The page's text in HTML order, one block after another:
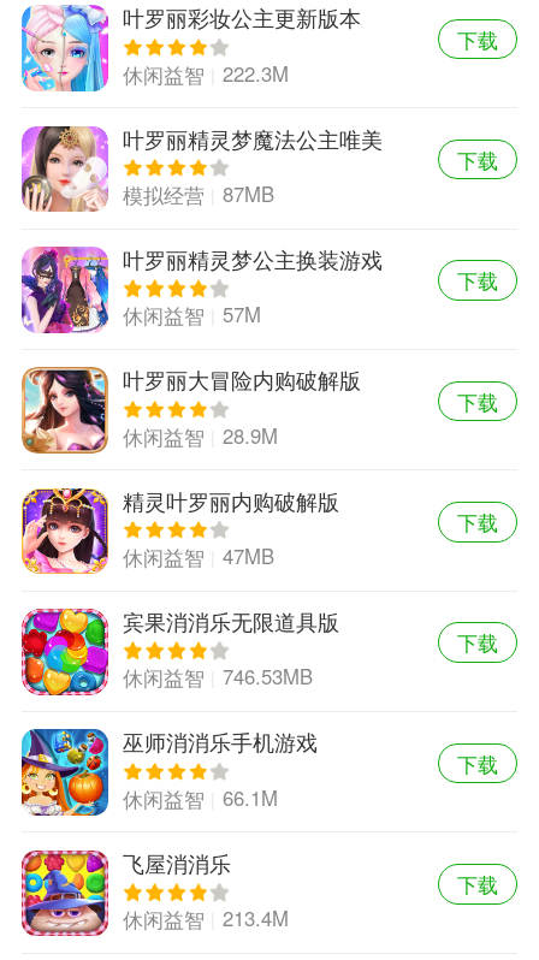
叶罗丽彩妆公主更新版本
休闲益智 222.3M
下载
叶罗丽精灵梦魔法公主唯美
换装破解版
模拟经营 87MB
下载
叶罗丽精灵梦公主换装游戏
破解版
休闲益智 57M
下载
叶罗丽大冒险内购破解版
休闲益智 28.9M
下载
精灵叶罗丽内购破解版
休闲益智 47MB
下载
宾果消消乐无限道具版
休闲益智 746.53MB
下载
巫师消消乐手机游戏
休闲益智 66.1M
下载
飞屋消消乐
休闲益智 213.4M
下载